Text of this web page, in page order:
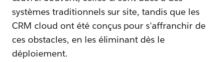
systèmes traditionnels sur site, tandis que les
CRM cloud ont été conçus pour s'affranchir de
ces obstacles, en les éliminant dès le
déploiement.